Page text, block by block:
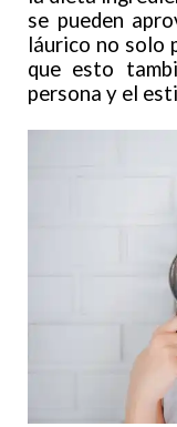
se pueden
láurico no solo
que esto
persona y el